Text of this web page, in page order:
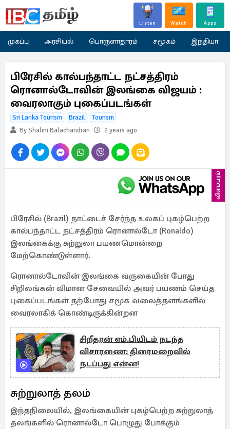
Listen Watch Apps
முகப்பு அரசியல் பொருளாதாரம் சமூகம் இந்தியா
பிரேசில் கால்பந்தாட்ட நட்சத்திரம்
ரொனால்டோவின் இலங்கை விஜயம் :
வைரலாகும் புகைப்படங்கள்
Sri Lanka Tourism Brazil
Tourism
By Shalini Balachandran
2 years ago
விளம்பரம்
பிரேசில் (Brazil) நாட்டைச் சேர்ந்த உலகப் புகழ்பெற்ற
கால்பந்தாட்ட நட்சத்திரம் ரொனால்டோ (Ronaldo)
இலங்கைக்கு சுற்றுலா பயணமொன்றை
மேற்கொண்டுள்ளார்.
ரொனால்டோவின் இலங்கை வருகையின் போது
சிறிலங்கன் விமான சேவையில் அவர் பயணம் செய்த
புகைப்படங்கள் தற்போது சமூக வலைத்தளங்களில்
வைரலாகிக் கொண்டிருக்கின்றன
சிறீதரன் எம்.பியிடம் நடந்த
விசாரணை: திரைமறைவில்
நடப்பது என்ன!
சுற்றுலாத் தலம்
இந்தநிலையில், இலங்கையின் புகழ்பெற்ற சுற்றுலாத்
தலங்களில் ரொனால்டோ பொழுது போக்கும்